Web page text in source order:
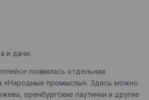
и дачи.
появилась отдельная
«Народные промыслы». Здесь можно
оренбургские паутинки и другие